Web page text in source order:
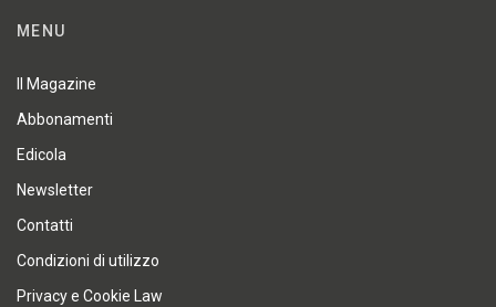
MENU
Il Magazine
Abbonamenti
Edicola
Newsletter
Contatti
Condizioni di utilizzo
Privacy e Cookie Law